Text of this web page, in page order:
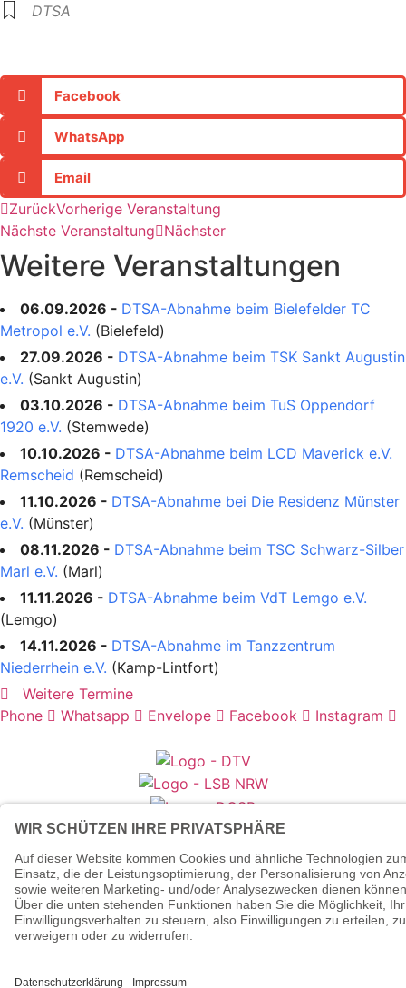
DTSA
Facebook
WhatsApp
Email
ZurückVorherige Veranstaltung
Nächste Veranstaltung Nächster
Weitere Veranstaltungen
06.09.2026 - DTSA-Abnahme beim Bielefelder TC
Metropol e.V. (Bielefeld)
27.09.2026 - DTSA-Abnahme beim TSK Sankt Augustin
e.V. (Sankt Augustin)
03.10.2026 - DTSA-Abnahme beim TuS Oppendorf
1920 e.V. (Stemwede)
10.10.2026 - DTSA-Abnahme beim LCD Maverick e.V.
Remscheid (Remscheid)
11.10.2026 - DTSA-Abnahme bei Die Residenz Münster
e.V. (Münster)
08.11.2026 - DTSA-Abnahme beim TSC Schwarz-Silber
Marl e.V. (Marl)
11.11.2026 - DTSA-Abnahme beim VdT Lemgo e.V.
(Lemgo)
14.11.2026 - DTSA-Abnahme im Tanzzentrum
Niederrhein e.V. (Kamp-Lintfort)
Weitere Termine
Phone
Whatsapp Envelope Facebook Instagram
© 2026 - Tanzsportverband
Nordrhein-Westfalen e.V.
Datenschutzerklärung